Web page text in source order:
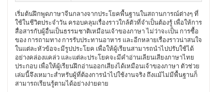
เริ่มต้นฝึกพูดภาษาจีนกลางจากประโยคพื้นฐานในสถานการณ์ต่างๆ ที่
ใช้ในชีวิตประจำวัน ครอบคลุมเรื่องราวใกล้ตัวที่จำเป็นต้องรู้ เพื่อให้การ
สื่อสารกับผู้อื่นเป็นธรรมชาติเหมือนเจ้าของภาษา ไม่ว่าจะเป็น การซื้อ
ของ การถามทาง การรับประทานอาหาร และอีกหลายเรื่องราวน่าสนใจ
ในแต่ละหัวข้อจะมีรูปประโยค เพื่อให้ผู้เรียนสามารถนำไปปรับใช้ได้
อย่างคล่องแคล่ว และแต่ละประโยคจะมีคำอ่านเลียนเสียงภาษาไทย
ประกอบ เพื่อให้ผู้เรียนฝึกอ่านออกเสียงได้เหมือนเจ้าของภาษา ตัวช่วย
เล่มนี้จึงเหมาะสำหรับผู้ที่ต้องการนำไปใช้งานจริง ถึงแม้ไม่มีพื้นฐานก็
สามารถเรียนรู้ตามได้อย่างง่ายดาย